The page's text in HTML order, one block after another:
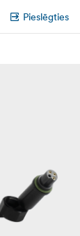
Pieslēgties